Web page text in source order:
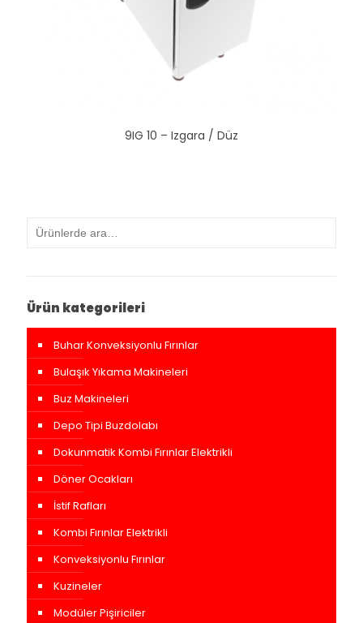
9IG 10 – Izgara / Düz
Ürün kategorileri
Buhar Konveksiyonlu Fırınlar
Bulaşık Yıkama Makineleri
Buz Makineleri
Depo Tipi Buzdolabı
Dokunmatik Kombi Fırınlar Elektrikli
Döner Ocakları
İstif Rafları
Kombi Fırınlar Elektrikli
Konveksiyonlu Fırınlar
Kuzineler
Modüler Pişiriciler